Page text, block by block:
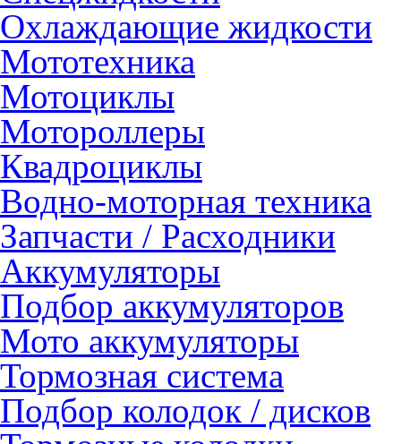
Охлаждающие жидкости
Мототехника
Мотоциклы
Мотороллеры
Квадроциклы
Водно-моторная техника
Запчасти / Расходники
Аккумуляторы
Подбор аккумуляторов
Мото аккумуляторы
Тормозная система
Подбор колодок / дисков